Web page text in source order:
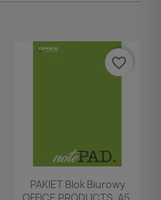
Podgląd
PAKIET Blok Biurowy
favorite_border